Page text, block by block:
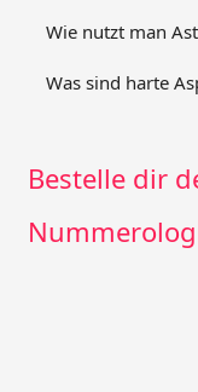
Wie nutzt man
Was sind harte
Bestelle dir